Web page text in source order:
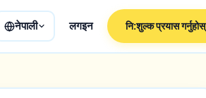
नेपाली लगइन नि:शुल्क प्रयास गर्नुहोस्